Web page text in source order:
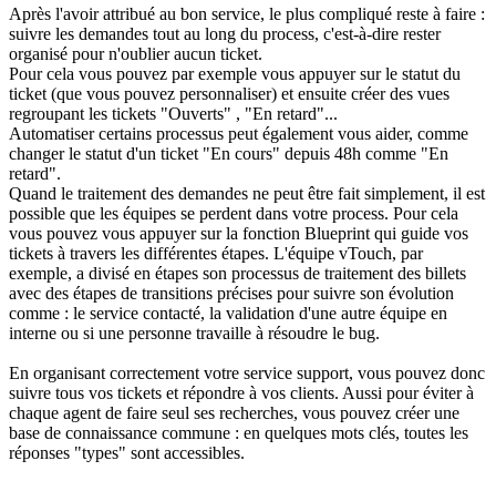
Après l'avoir attribué au bon service, le plus compliqué reste à faire :
suivre les demandes tout au long du process, c'est-à-dire rester
organisé pour n'oublier aucun ticket.
Pour cela vous pouvez par exemple vous appuyer sur le statut du
ticket (que vous pouvez personnaliser) et ensuite créer des vues
regroupant les tickets "Ouverts" , "En retard"...
Automatiser certains processus peut également vous aider, comme
changer le statut d'un ticket "En cours" depuis 48h comme "En
retard".
Quand le traitement des demandes ne peut être fait simplement, il est
possible que les équipes se perdent dans votre process. Pour cela
vous pouvez vous appuyer sur la fonction Blueprint qui guide vos
tickets à travers les différentes étapes. L'équipe vTouch, par
exemple, a divisé en étapes son processus de traitement des billets
avec des étapes de transitions précises pour suivre son évolution
comme : le service contacté, la validation d'une autre équipe en
interne ou si une personne travaille à résoudre le bug.
En organisant correctement votre service support, vous pouvez donc
suivre tous vos tickets et répondre à vos clients. Aussi pour éviter à
chaque agent de faire seul ses recherches, vous pouvez créer une
base de connaissance commune : en quelques mots clés, toutes les
réponses "types" sont accessibles.